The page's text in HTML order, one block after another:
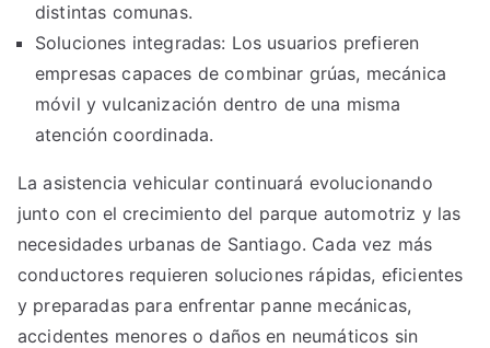
distintas comunas.
Soluciones integradas: Los usuarios prefieren
empresas capaces de combinar grúas, mecánica
móvil y vulcanización dentro de una misma
atención coordinada.
La asistencia vehicular continuará evolucionando
junto con el crecimiento del parque automotriz y las
necesidades urbanas de Santiago. Cada vez más
conductores requieren soluciones rápidas, eficientes
y preparadas para enfrentar panne mecánicas,
accidentes menores o daños en neumáticos sin